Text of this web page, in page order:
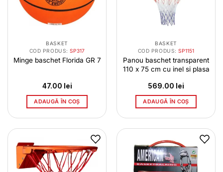
BASKET
COD PRODUS:SP317
Minge baschet Florida GR 7
47.00 lei
ADAUGĂ ÎN COȘ
BASKET
COD PRODUS:SP1151
Panou baschet transparent
110 x 75 cm cu inel si plasa
569.00 lei
ADAUGĂ ÎN COȘ